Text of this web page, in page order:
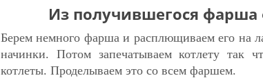
Из получившегося
Берем немного фарша и расплющиваем его на
начинки. Потом запечатываем котлету так
котлеты. Проделываем это со всем фаршем.